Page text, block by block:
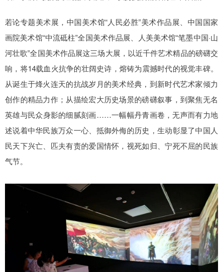
若论专题美术展，中国美术馆“人民必胜”美术作品展、中国国家
画院美术馆“中流砥柱”全国美术作品展、人美美术馆“笔墨中国·山
河壮歌”全国美术作品展这三场大展，以近千件艺术精品的磅礴交
响，将14载血火抗争的壮阔史诗，熔铸为震撼时代的视觉丰碑。
从诞生于烽火连天的抗战岁月的美术经典，到新时代艺术家倾力
创作的精品力作；从描绘宏大历史场景的磅礴叙事，到聚焦无名
英雄与民众身影的细腻刻画……一幅幅丹青画卷，无声而有力地
述说着中华民族万众一心、抵御外侮的历史，生动彰显了中国人
民天下兴亡、匹夫有责的爱国情怀，视死如归、宁死不屈的民族
气节。